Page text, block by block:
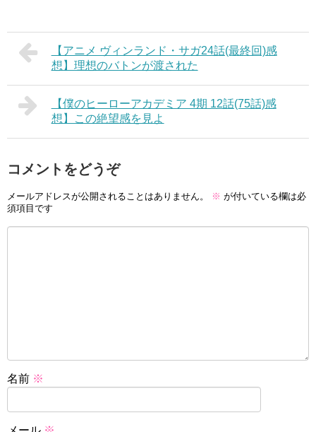
【アニメ ヴィンランド・サガ24話(最終回)感
想】理想のバトンが渡された
【僕のヒーローアカデミア 4期 12話(75話)感
想】この絶望感を見よ
コメントをどうぞ
メールアドレスが公開されることはありません。 ※ が付いている欄は必
須項目です
名前 ※